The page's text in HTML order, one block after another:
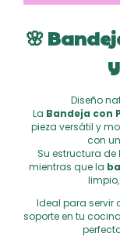
🌸
Diseño
La Bandeja con
pieza versátil y
con
Su estructura de
mientras que la
Ideal para servir
soporte en tu